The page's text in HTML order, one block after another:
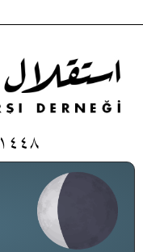
١٤٤٨ استقلال تقویمی